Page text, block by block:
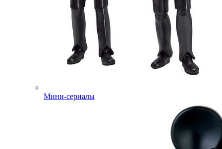
Мини-сериалы